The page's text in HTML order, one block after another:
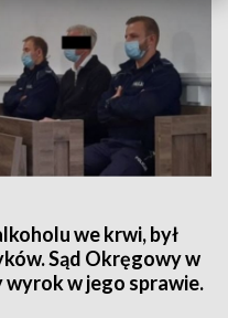
we krwi, był
Sąd Okręgowy w
wyrok w jego sprawie.